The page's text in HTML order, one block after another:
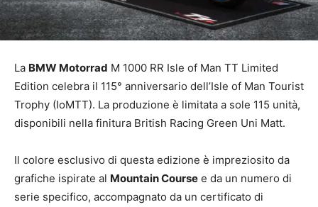
La BMW Motorrad M 1000 RR Isle of Man TT Limited
Edition celebra il 115° anniversario dell’Isle of Man Tourist
Trophy (IoMTT). La produzione è limitata a sole 115 unità,
disponibili nella finitura British Racing Green Uni Matt.
Il colore esclusivo di questa edizione è impreziosito da
grafiche ispirate al Mountain Course e da un numero di
serie specifico, accompagnato da un certificato di